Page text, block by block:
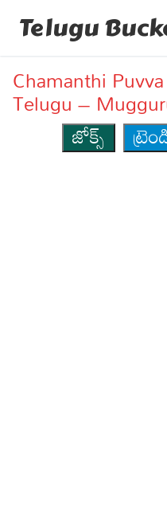
Telugu
Chamanthi
Telugu –
జోక్స్